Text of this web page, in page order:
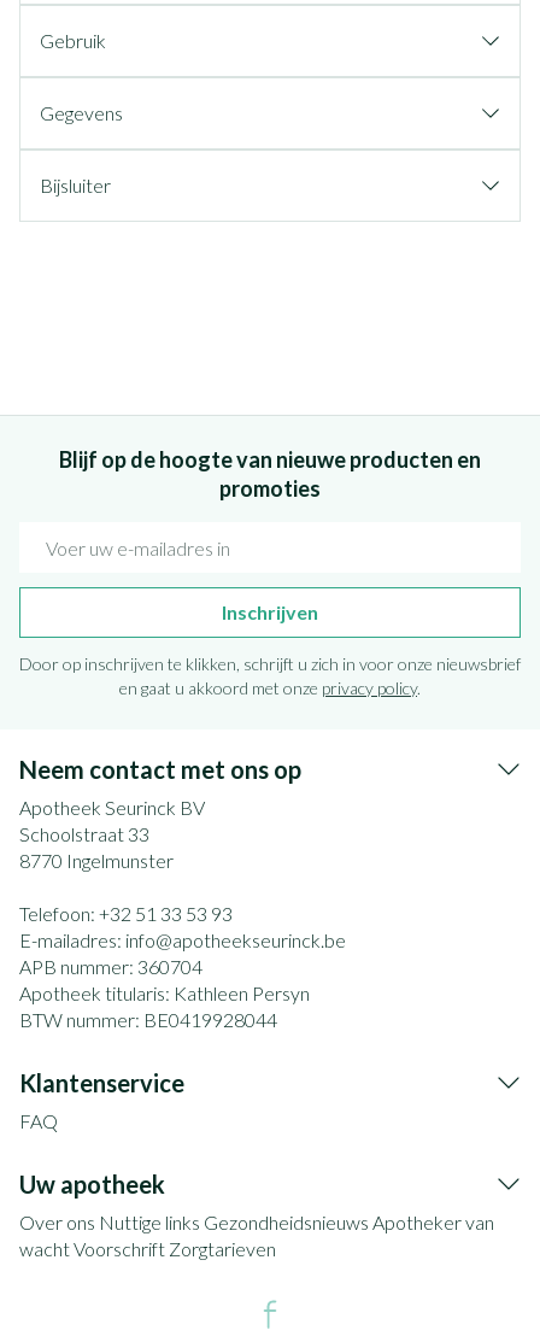
Gebruik
Gegevens
Bijsluiter
Blijf op de hoogte van nieuwe producten en
promoties
Inschrijven
Door op inschrijven te klikken, schrijft u zich in voor onze nieuwsbrief
en gaat u akkoord met onze privacy policy.
Neem contact met ons op
Apotheek Seurinck BV
Schoolstraat 33
8770 Ingelmunster
Telefoon: +32 51 33 53 93
E-mailadres: info@apotheekseurinck.be
APB nummer: 360704
Apotheek titularis: Kathleen Persyn
BTW nummer: BE0419928044
Klantenservice
FAQ
Uw apotheek
Over ons Nuttige links Gezondheidsnieuws Apotheker van
wachtVoorschrift Zorgtarieven